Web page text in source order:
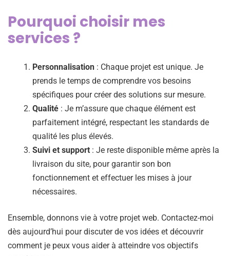
Pourquoi choisir mes
services ?
Personnalisation : Chaque projet est unique. Je
prends le temps de comprendre vos besoins
spécifiques pour créer des solutions sur mesure.
Qualité : Je m’assure que chaque élément est
parfaitement intégré, respectant les standards de
qualité les plus élevés.
Suivi et support : Je reste disponible même après la
livraison du site, pour garantir son bon
fonctionnement et effectuer les mises à jour
nécessaires.
Ensemble, donnons vie à votre projet web. Contactez-moi
dès aujourd’hui pour discuter de vos idées et découvrir
comment je peux vous aider à atteindre vos objectifs